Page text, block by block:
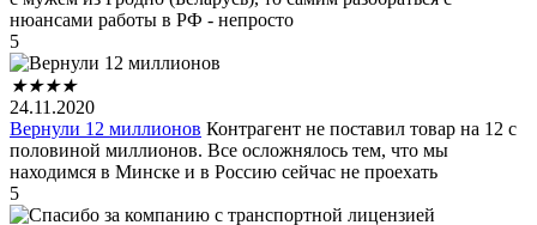
нюансами работы в РФ - непросто
5
★★★★
24.11.2020
Вернули 12 миллионов Контрагент не поставил товар на 12 с
половиной миллионов. Все осложнялось тем, что мы
находимся в Минске и в Россию сейчас не проехать
5